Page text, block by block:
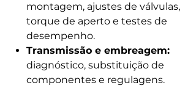
montagem, ajustes de válvulas,
torque de aperto e testes de
desempenho.
Transmissão e embreagem:
diagnóstico, substituição de
componentes e regulagens.